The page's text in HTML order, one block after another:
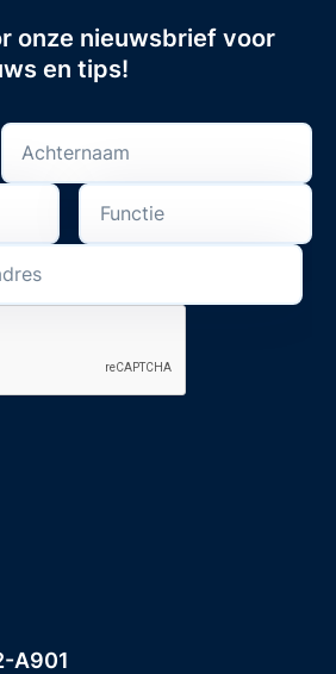
onze nieuwsbrief voor
en tips!
A901